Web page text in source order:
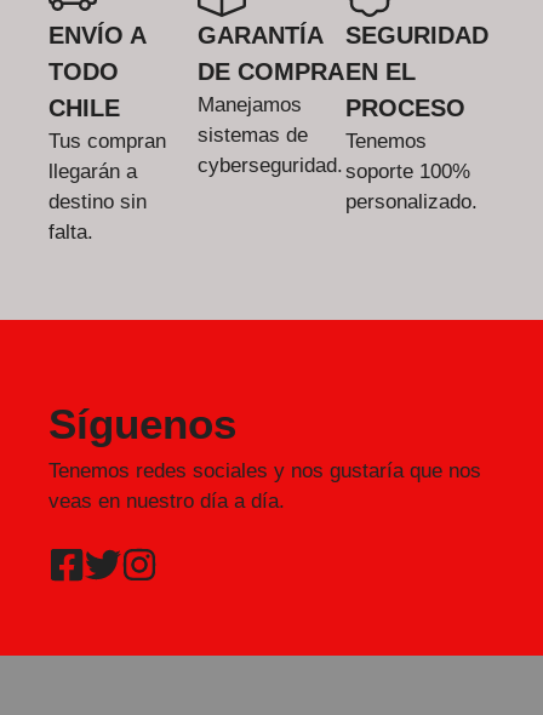
ENVÍO A
TODO
CHILE
Tus compran
llegarán a
destino sin
falta.
GARANTÍA
DE COMPRA
Manejamos
sistemas de
cyberseguridad.
SEGURIDAD
EN EL
PROCESO
Tenemos
soporte 100%
personalizado.
Síguenos
Tenemos redes sociales y nos gustaría que nos
veas en nuestro día a día.